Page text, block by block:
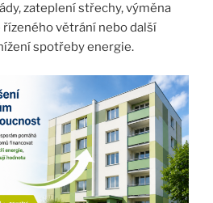
zateplení střechy, výměna
větrání nebo další
spotřeby energie.